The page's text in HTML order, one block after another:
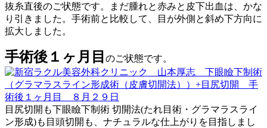
抜糸直後のご状態です。まだ腫れと赤みと皮下出血は、かな
り引きました。手術前と比較して、目が外側と斜め下方向に
拡大しました。
手術後１ヶ月目 のご状態です。
目尻切開も下眼瞼下制術 切開法(たれ目術・グラマラスライ
ン形成)も目頭切開も、ナチュラルな仕上がりを目指しまし